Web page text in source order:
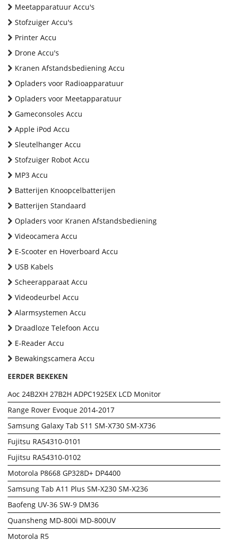
Meetapparatuur Accu's
Stofzuiger Accu's
Printer Accu
Drone Accu's
Kranen Afstandsbediening Accu
Opladers voor Radioapparatuur
Opladers voor Meetapparatuur
Gameconsoles Accu
Apple iPod Accu
Sleutelhanger Accu
Stofzuiger Robot Accu
MP3 Accu
Batterijen Knoopcelbatterijen
Batterijen Standaard
Opladers voor Kranen Afstandsbediening
Videocamera Accu
E-Scooter en Hoverboard Accu
USB Kabels
Scheerapparaat Accu
Videodeurbel Accu
Alarmsystemen Accu
Draadloze Telefoon Accu
E-Reader Accu
Bewakingscamera Accu
EERDER BEKEKEN
Aoc 24B2XH 27B2H ADPC1925EX LCD Monitor
Range Rover Evoque 2014-2017
Samsung Galaxy Tab S11 SM-X730 SM-X736
Fujitsu RA54310-0101
Fujitsu RA54310-0102
Motorola P8668 GP328D+ DP4400
Samsung Tab A11 Plus SM-X230 SM-X236
Baofeng UV-36 SW-9 DM36
Quansheng MD-800i MD-800UV
Motorola R5